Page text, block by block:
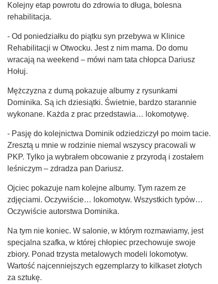
Kolejny etap powrotu do zdrowia to długa, bolesna
rehabilitacja.
- Od poniedziałku do piątku syn przebywa w Klinice
Rehabilitacji w Otwocku. Jest z nim mama. Do domu
wracają na weekend – mówi nam tata chłopca Dariusz
Hołuj.
Mężczyzna z dumą pokazuje albumy z rysunkami
Dominika. Są ich dziesiątki. Świetnie, bardzo starannie
wykonane. Każda z prac przedstawia… lokomotywę.
- Pasję do kolejnictwa Dominik odziedziczył po moim tacie.
Zresztą u mnie w rodzinie niemal wszyscy pracowali w
PKP. Tylko ja wybrałem obcowanie z przyrodą i zostałem
leśniczym – zdradza pan Dariusz.
Ojciec pokazuje nam kolejne albumy. Tym razem ze
zdjęciami. Oczywiście… lokomotyw. Wszystkich typów…
Oczywiście autorstwa Dominika.
Na tym nie koniec. W salonie, w którym rozmawiamy, jest
specjalna szafka, w której chłopiec przechowuje swoje
zbiory. Ponad trzysta metalowych modeli lokomotyw.
Wartość najcenniejszych egzemplarzy to kilkaset złotych
za sztukę.